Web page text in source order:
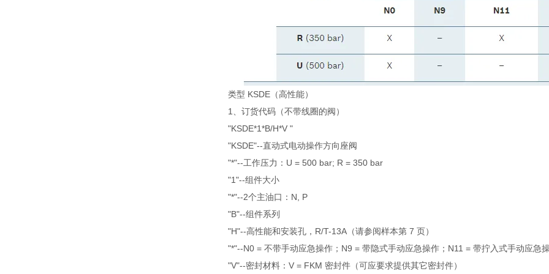
类型 KSDE（高性能）
1、订货代码（不带线圈的阀）
"KSDE*1*B/H*V "
"KSDE"--直动式电动操作方向座阀
"*"--工作压力：U = 500 bar; R = 350 bar
"1"--组件大小
"*"--2个主油口：N, P
"B"--组件系列
"H"--高性能和安装孔，R/T-13A（请参阅样本第 7 页）
"*"--N0 = 不带手动应急操作；N9 = 带隐式手动应急操作；N11 = 带拧入式手动应急
"V"--密封材料：V = FKM 密封件（可应要求提供其它密封件）